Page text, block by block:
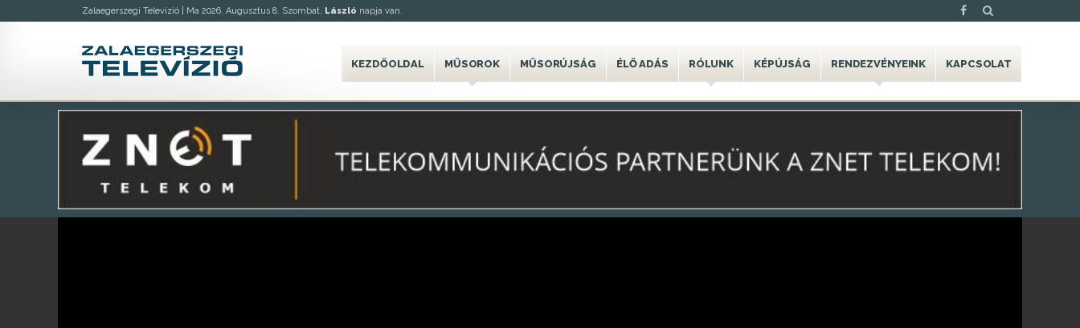
Zalaegerszegi Televízió | Ma 2026. Augusztus 8. Szombat, László napja van.
KEZDŐOLDAL MŰSOROK MŰSORÚJSÁG ÉLŐ ADÁS RÓLUNK KÉPÚJSÁG RENDEZVÉNYEINK KAPCSOLAT